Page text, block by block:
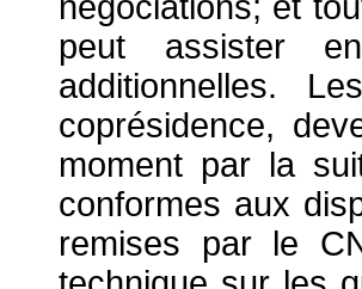
peut assister
additionnelles.
coprésidence,
moment par la
conformes aux
remises par le